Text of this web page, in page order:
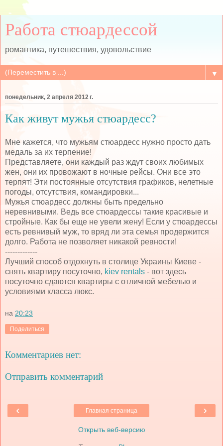
Работа стюардессой
романтика, путешествия, удовольствие
▼
понедельник, 2 апреля 2012 г.
Как живут мужья стюардесс?
Мне кажется, что мужьям стюардесс нужно просто дать
медаль за их терпение!
Представляете, они каждый раз ждут своих любимых
жен, они их провожают в ночные рейсы. Они все это
терпят! Эти постоянные отсутствия графиков, нелетные
погоды, отсутствия, командировки...
Мужья стюардесс должны быть предельно
неревнивыми. Ведь все стюардессы такие красивые и
стройные. Как бы еще не увели жену! Если у стюардессы
есть ревнивый муж, то вряд ли эта семья продержится
долго. Работа не позволяет никакой ревности!
-------------
Лучший способ отдохнуть в столице Украины Киеве -
снять квартиру посуточно, kiev rentals - вот здесь
посуточно сдаются квартиры с отличной мебелью и
условиями класса люкс.
на 20:23
Поделиться
Комментариев нет:
Отправить комментарий
‹ ›
Главная страница
Открыть веб-версию